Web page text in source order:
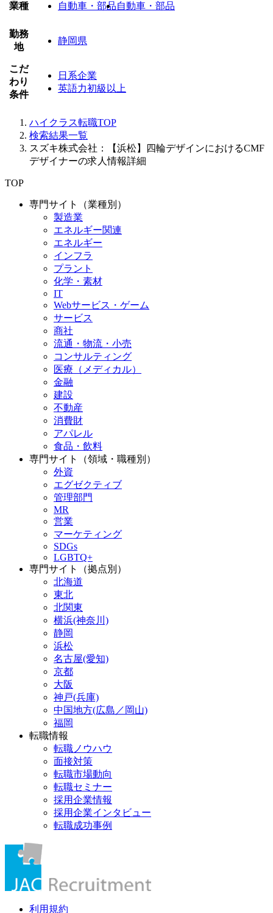
業種 自動車・部品自動車・部品
勤務
地
静岡県
こだ
わり
条件
日系企業
英語力初級以上
ハイクラス転職TOP
検索結果一覧
スズキ株式会社：【浜松】四輪デザインにおけるCMF
デザイナーの求人情報詳細
TOP
専門サイト（業種別）
製造業
エネルギー関連
エネルギー
インフラ
プラント
化学・素材
IT
Webサービス・ゲーム
サービス
商社
流通・物流・小売
コンサルティング
医療（メディカル）
金融
建設
不動産
消費財
アパレル
食品・飲料
専門サイト（領域・職種別）
外資
エグゼクティブ
管理部門
MR
営業
マーケティング
SDGs
LGBTQ+
専門サイト（拠点別）
北海道
東北
北関東
横浜(神奈川)
静岡
浜松
名古屋(愛知)
京都
大阪
神戸(兵庫)
中国地方(広島／岡山)
福岡
転職情報
転職ノウハウ
面接対策
転職市場動向
転職セミナー
採用企業情報
採用企業インタビュー
転職成功事例
利用規約